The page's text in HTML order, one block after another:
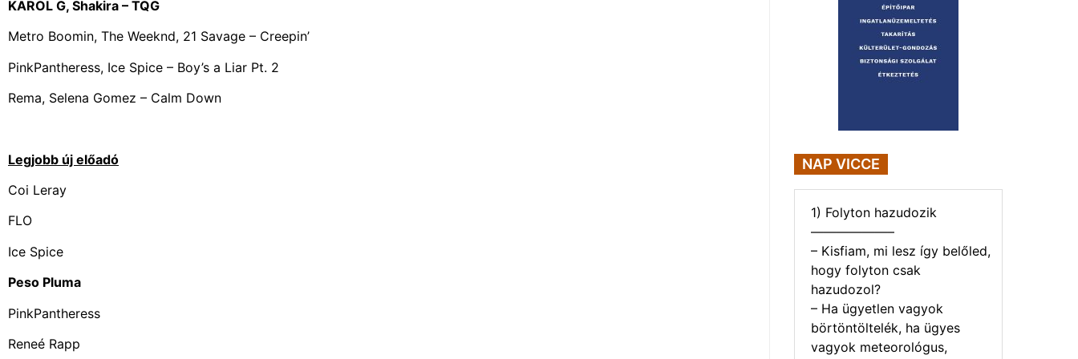
KAROL G, Shakira – TQG
Metro Boomin, The Weeknd, 21 Savage – Creepin’
PinkPantheress, Ice Spice – Boy’s a Liar Pt. 2
Rema, Selena Gomez – Calm Down
Legjobb új előadó
Coi Leray
FLO
Ice Spice
Peso Pluma
PinkPantheress
Reneé Rapp
NAP VICCE
1) Folyton hazudozik
——————–
– Kisfiam, mi lesz így belőled,
hogy folyton csak
hazudozol?
– Ha ügyetlen vagyok
börtöntöltelék, ha ügyes
vagyok meteorológus,